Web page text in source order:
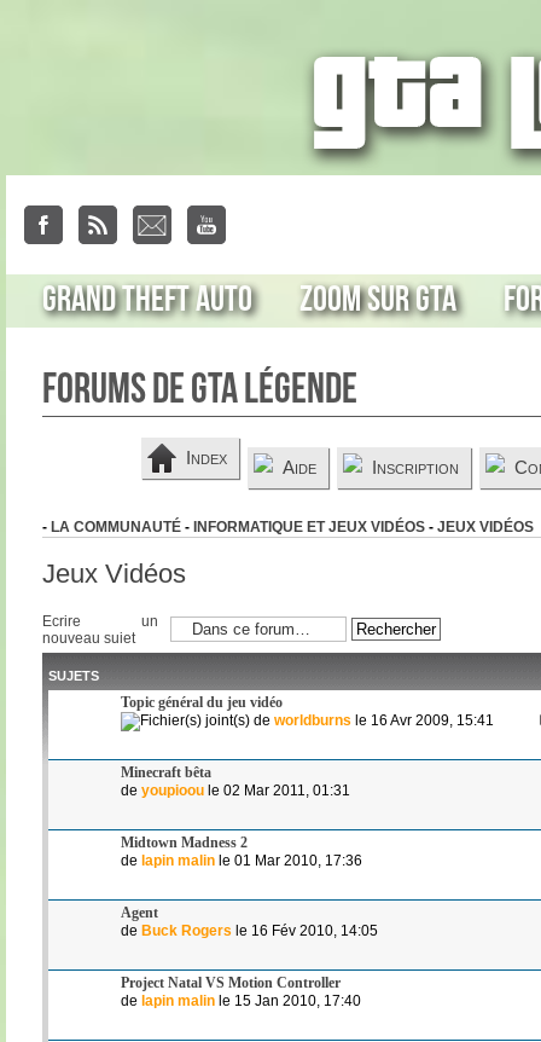
Grand Theft Auto Zoom sur GTA
Forums de GTA Légende
Index Aide Inscription
- LA COMMUNAUTÉ - INFORMATIQUE ET JEUX VIDÉOS - JEUX VIDÉOS
Jeux Vidéos
Ecrire un
nouveau sujet
SUJETS
Topic général du jeu vidéo
de worldburns le 16 Avr 2009, 15:41
Minecraft bêta
de youpiooule 02 Mar 2011, 01:31
Midtown Madness 2
de lapin malinle 01 Mar 2010, 17:36
Agent
de Buck Rogers le 16 Fév 2010, 14:05
Project Natal VS Motion Controller
de lapin malinle 15 Jan 2010, 17:40